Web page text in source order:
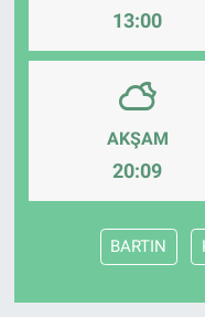
13:00
AKŞAM
20:09
BARTIN